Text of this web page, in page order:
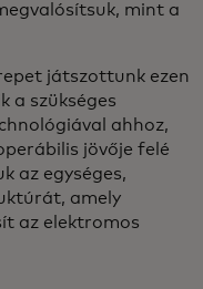
mint a
játszottunk ezen
a szükséges
ahhoz,
jövője felé
az egységes,
amely
az elektromos